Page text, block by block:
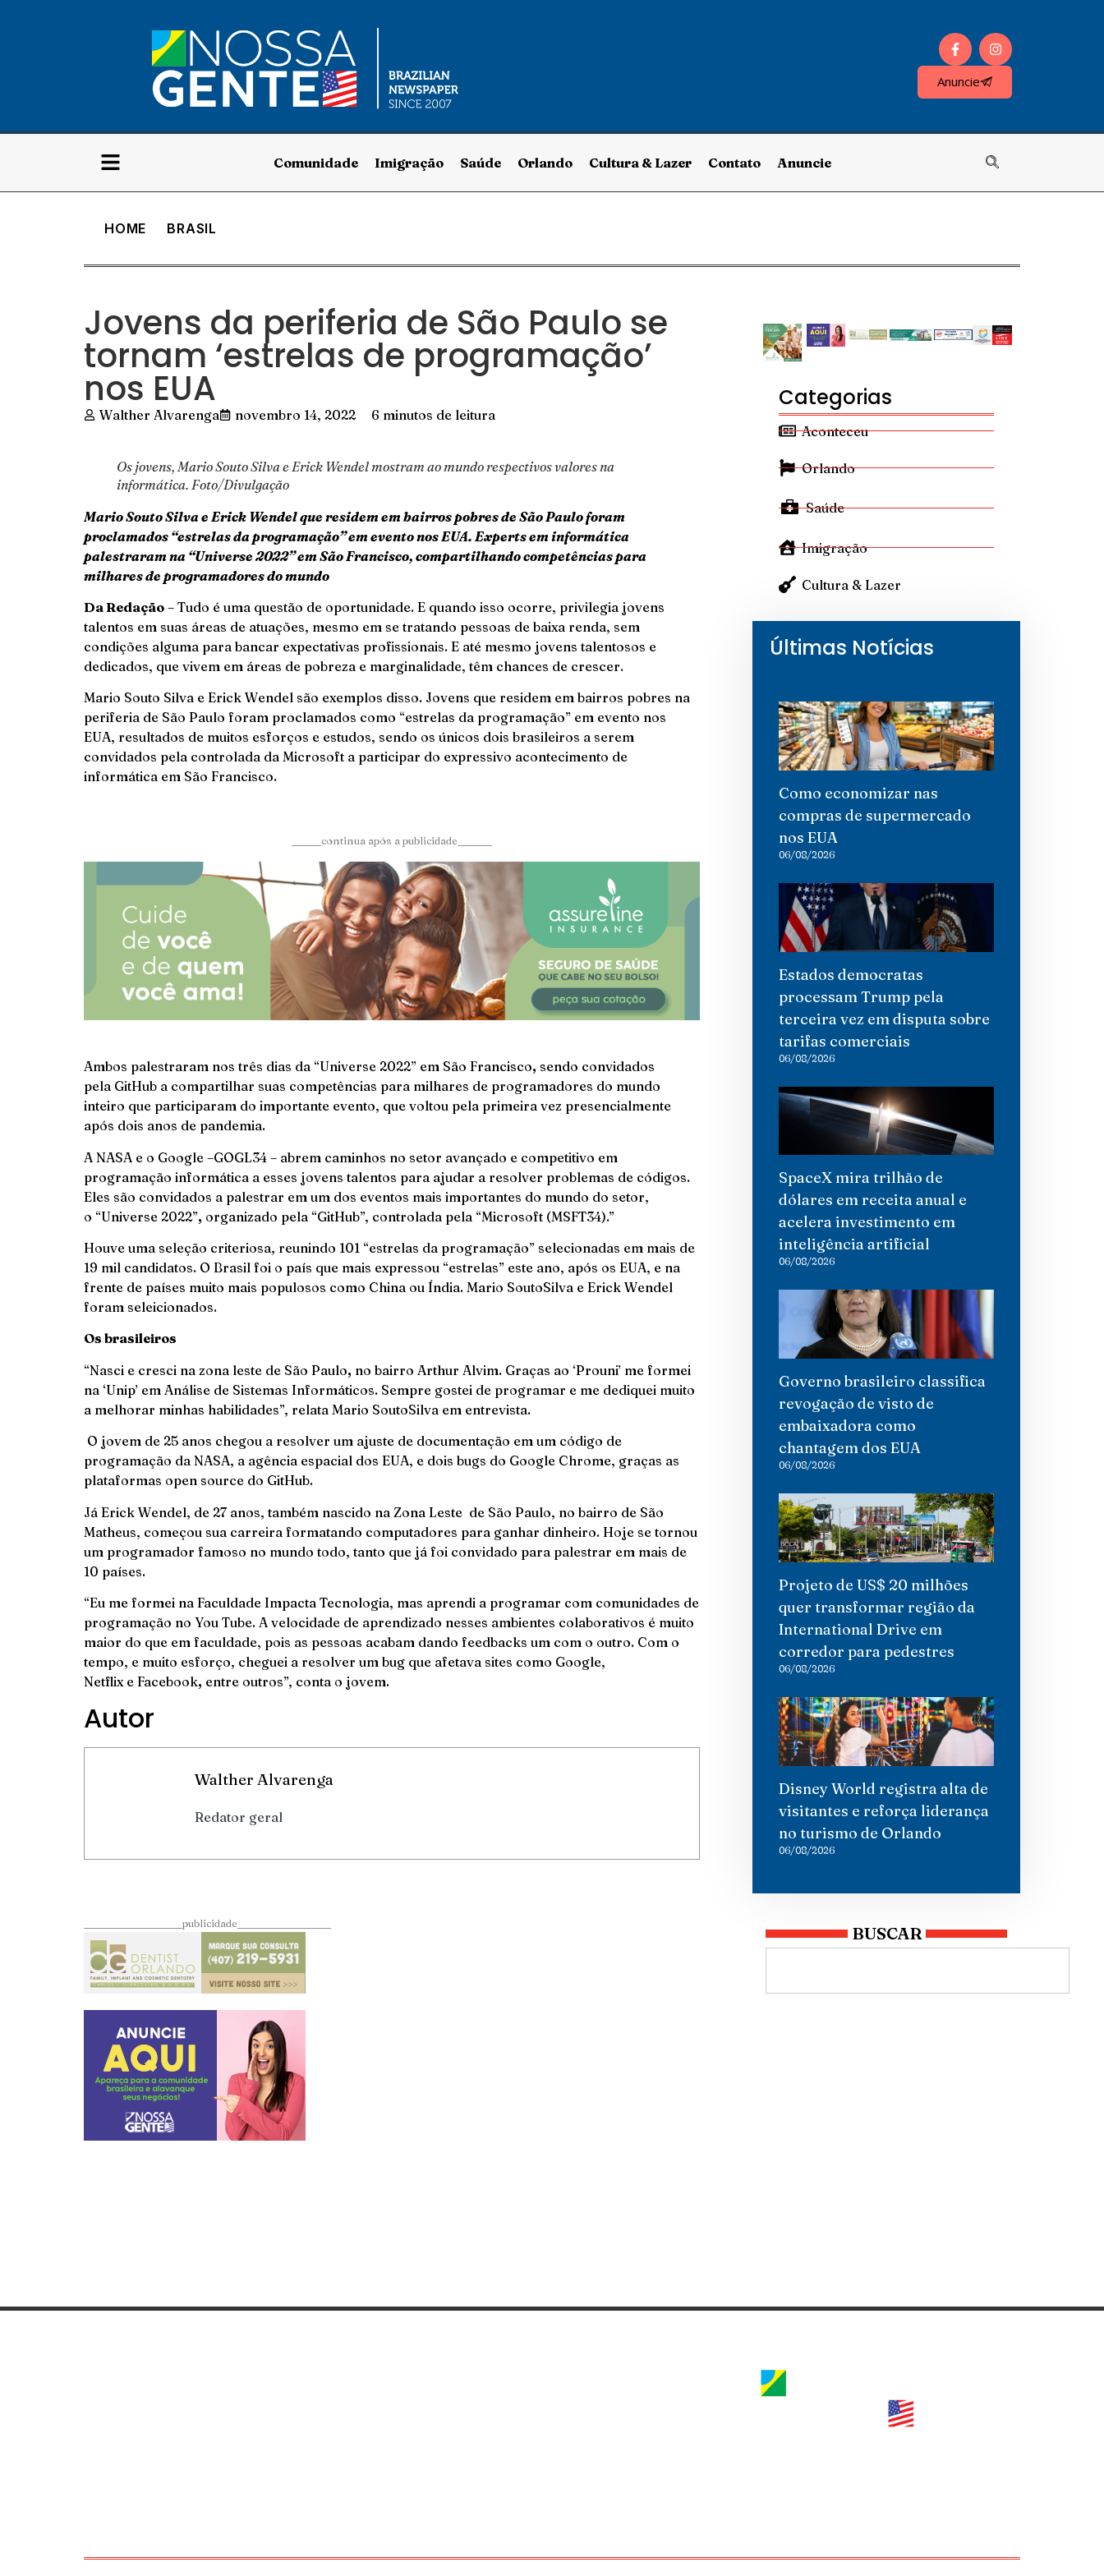
Anuncie
Comunidade Imigração Saúde Orlando Cultura & Lazer Contato Anuncie
HOME BRASIL
Jovens da periferia de São Paulo se
tornam ‘estrelas de programação’
nos EUA
Walther Alvarenga novembro 14, 2022 6 minutos de leitura
Os jovens, Mario Souto Silva e Erick Wendel mostram ao mundo respectivos valores na
informática. Foto/Divulgação
Mario Souto Silva e Erick Wendel que residem em bairros pobres de São Paulo foram
proclamados “estrelas da programação” em evento nos EUA. Experts em informática
palestraram na “Universe 2022” em São Francisco, compartilhando competências para
milhares de programadores do mundo
Da Redação – Tudo é uma questão de oportunidade. E quando isso ocorre, privilegia jovens
talentos em suas áreas de atuações, mesmo em se tratando pessoas de baixa renda, sem
condições alguma para bancar expectativas profissionais. E até mesmo jovens talentosos e
dedicados, que vivem em áreas de pobreza e marginalidade, têm chances de crescer.
Mario Souto Silva e Erick Wendel são exemplos disso. Jovens que residem em bairros pobres na
periferia de São Paulo foram proclamados como “estrelas da programação” em evento nos
EUA, resultados de muitos esforços e estudos, sendo os únicos dois brasileiros a serem
convidados pela controlada da Microsoft a participar do expressivo acontecimento de
informática em São Francisco.
______continua após a publicidade_______
Ambos palestraram nos três dias da “Universe 2022” em São Francisco, sendo convidados
pela GitHub a compartilhar suas competências para milhares de programadores do mundo
inteiro que participaram do importante evento, que voltou pela primeira vez presencialmente
após dois anos de pandemia.
A NASA e o Google –GOGL34 – abrem caminhos no setor avançado e competitivo em
programação informática a esses jovens talentos para ajudar a resolver problemas de códigos.
Eles são convidados a palestrar em um dos eventos mais importantes do mundo do setor,
o “Universe 2022”, organizado pela “GitHub”, controlada pela “Microsoft (MSFT34).”
Houve uma seleção criteriosa, reunindo 101 “estrelas da programação” selecionadas em mais de
19 mil candidatos. O Brasil foi o país que mais expressou “estrelas” este ano, após os EUA, e na
frente de países muito mais populosos como China ou Índia. Mario SoutoSilva e Erick Wendel
foram seleicionados.
Os brasileiros
“Nasci e cresci na zona leste de São Paulo, no bairro Arthur Alvim. Graças ao ‘Prouni’ me formei
na ‘Unip’ em Análise de Sistemas Informáticos. Sempre gostei de programar e me dediquei muito
a melhorar minhas habilidades”, relata Mario SoutoSilva em entrevista.
O jovem de 25 anos chegou a resolver um ajuste de documentação em um código de
programação da NASA, a agência espacial dos EUA, e dois bugs do Google Chrome, graças as
plataformas open source do GitHub.
Já Erick Wendel, de 27 anos, também nascido na Zona Leste de São Paulo, no bairro de São
Matheus, começou sua carreira formatando computadores para ganhar dinheiro. Hoje se tornou
um programador famoso no mundo todo, tanto que já foi convidado para palestrar em mais de
10 países.
“Eu me formei na Faculdade Impacta Tecnologia, mas aprendi a programar com comunidades de
programação no You Tube. A velocidade de aprendizado nesses ambientes colaborativos é muito
maior do que em faculdade, pois as pessoas acabam dando feedbacks um com o outro. Com o
tempo, e muito esforço, cheguei a resolver um bug que afetava sites como Google,
Netflix e Facebook, entre outros”, conta o jovem.
Autor
Walther Alvarenga
Redator geral
____________________publicidade___________________
Categorias
Aconteceu
Orlando
Saúde
Imigração
Cultura & Lazer
Últimas Notícias
Como economizar nas
compras de supermercado
nos EUA
06/08/2026
Estados democratas
processam Trump pela
terceira vez em disputa sobre
tarifas comerciais
06/08/2026
SpaceX mira trilhão de
dólares em receita anual e
acelera investimento em
inteligência artificial
06/08/2026
Governo brasileiro classifica
revogação de visto de
embaixadora como
chantagem dos EUA
06/08/2026
Projeto de US$ 20 milhões
quer transformar região da
International Drive em
corredor para pedestres
06/08/2026
Disney World registra alta de
visitantes e reforça liderança
no turismo de Orlando
06/08/2026
BUSCAR